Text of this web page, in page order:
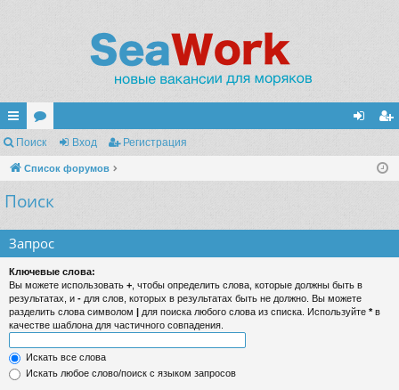
с
ы
лк
ор
ум
ы
ис
Поиск Вход Регистрация
Список форумов
Поиск
Запрос
Ключевые слова:
Вы можете использовать + , чтобы определить слова, которые должны быть в
результатах, и - для слов, которых в результатах быть не должно. Вы можете
разделить слова символом | для поиска любого слова из списка. Используйте *в
качестве шаблона для частичного совпадения.
Искать все слова
Искать любое слово/поиск с языком запросов